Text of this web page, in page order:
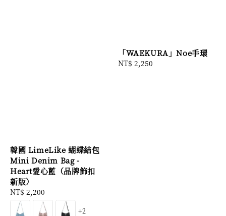
韓國 LimeLike 蝴蝶結包
Mini Denim Bag -
Heart愛心藍（品牌飾扣
新版）
Regular
price
NT$ 2,200
+2
「WAEKURA」Noe手環
Regular
NT$ 2,250